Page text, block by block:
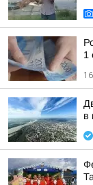
1
в